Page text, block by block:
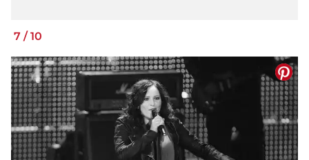
7 / 10